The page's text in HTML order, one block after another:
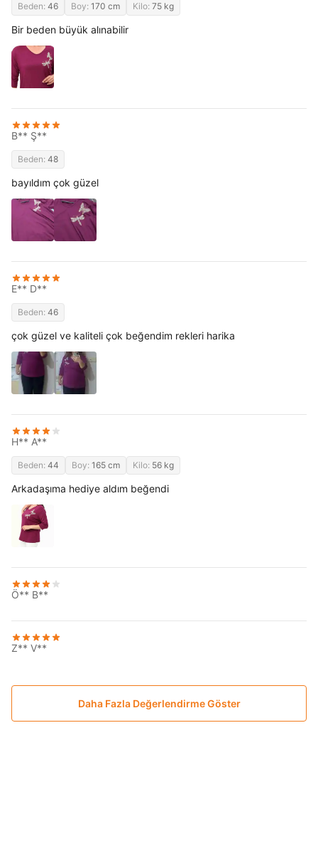
Beden: 46 Boy: 170 cm Kilo: 75 kg
Bir beden büyük alınabilir
B** Ş**
Beden: 48
bayıldım çok güzel
E** D**
Beden: 46
çok güzel ve kaliteli çok beğendim rekleri harika
H** A**
Beden: 44 Boy: 165 cm Kilo: 56 kg
Arkadaşıma hediye aldım beğendi
Ö** B**
Z** V**
Daha Fazla Değerlendirme Göster